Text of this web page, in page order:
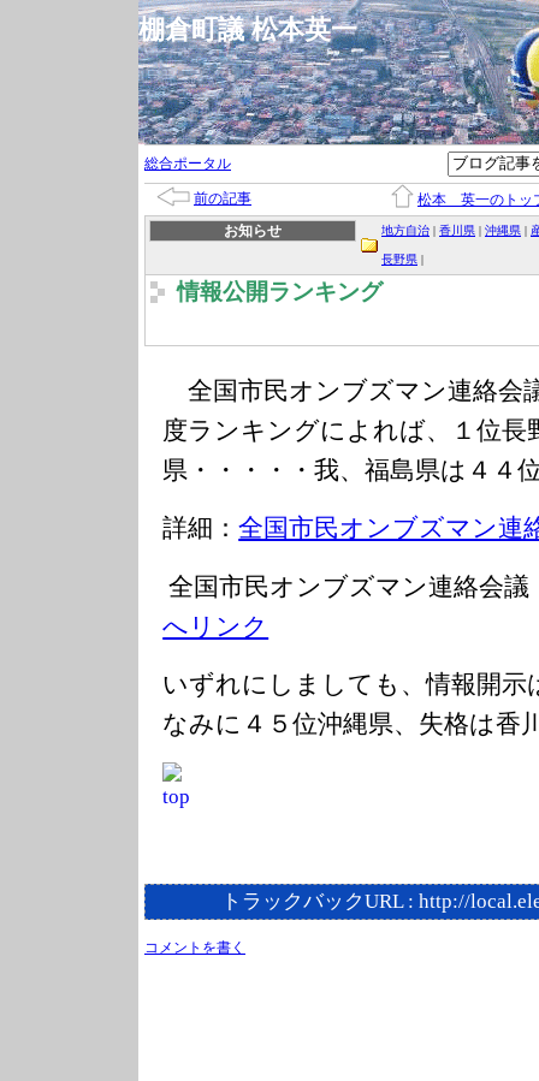
棚倉町議 松本英一
総合ポータル
前の記事
松本 英一のトッ
お知らせ
地方自治 | 香川県 | 沖縄県 |
長野県 |
情報公開ランキング
全国市民オンブズマン連絡会
度ランキングによれば、１位長
県・・・・・我、福島県は４４
詳細：全国市民オンブズマン連
全国市民オンブズマン連絡会議
へリンク
いずれにしましても、情報開示
なみに４５位沖縄県、失格は香
トラックバックURL : http://
コメントを書く